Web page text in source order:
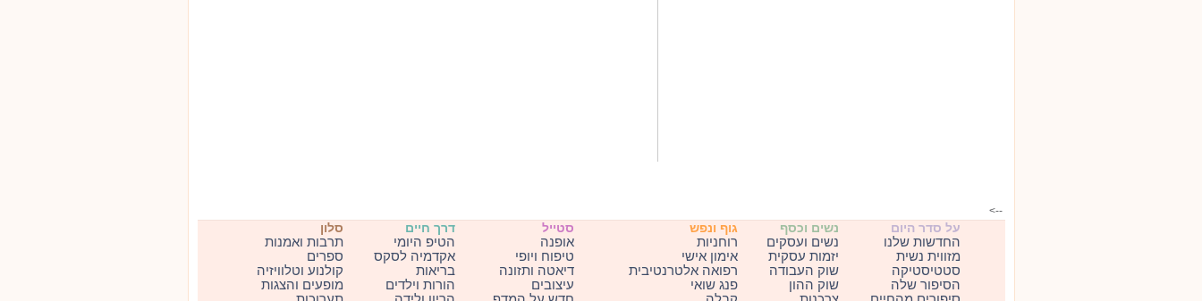
-->
על סדר היום
החדשות שלנו
מזווית נשית
סטטיסטיקה
הסיפור שלה
נשים וכסף
נשים ועסקים
יזמות עסקית
שוק העבודה
שוק ההון
גוף ונפש
רוחניות
אימון אישי
רפואה אלטרנטיבית
פנג שואי
סטייל
אופנה
טיפוח ויופי
דיאטה ותזונה
עיצובים
דרך חיים
הטיפ היומי
אקדמיה לסקס
בריאות
הורות וילדים
סלון
תרבות ואמנות
ספרים
קולנוע וטלוויזיה
מופעים והצגות